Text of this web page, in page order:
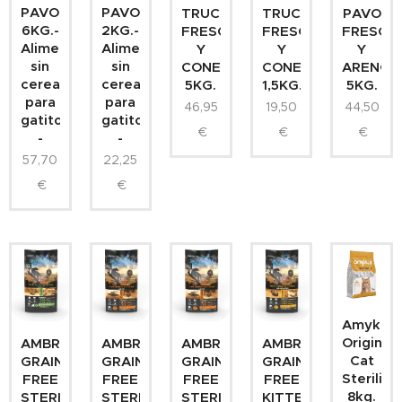
PAVO
6KG.-
Alimento
sin
cereales
para
gatitos
-
57,70
€
PAVO
2KG.-
Alimento
sin
cereales
para
gatitos
-
22,25
€
TRUCHA
FRESCA
Y
CONEJO
5KG.
46,95
€
TRUCHA
FRESCA
Y
CONEJO
1,5KG.
19,50
€
PAVO
FRESCO
Y
5KG.
44,50
€
AMBROSIA
GRAIN
FREE
STERILIZED
AMBROSIA
GRAIN
FREE
STERILIZED
AMBROSIA
GRAIN
FREE
STERILIZED
AMBROSIA
GRAIN
FREE
KITTEN
Amykus
Original
Cat
8kg.